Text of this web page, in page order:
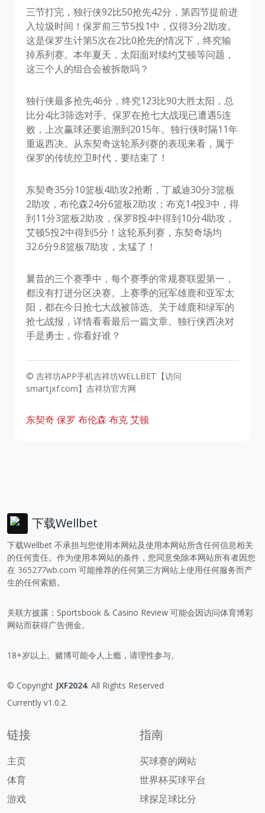
三节打完，独行侠92比50抢先42分，第四节提前进
入垃圾时间！保罗前三节5投1中，仅得3分2助攻。
这是保罗生计第5次在2比0抢先的情况下，终究输
掉系列赛。本年夏天，太阳面对续约艾顿等问题，
这三个人的组合会被拆散吗？
独行侠最多抢先46分，终究123比90大胜太阳，总
比分4比3筛选对手。保罗在抢七大战现已遭遇5连
败，上次赢球还要追溯到2015年。独行侠时隔11年
重返西决。从东契奇这轮系列赛的表现来看，属于
保罗的传统控卫时代，要结束了！
东契奇35分10篮板4助攻2抢断，丁威迪30分3篮板
2助攻，布伦森24分6篮板2助攻；布克14投3中，得
到11分3篮板2助攻，保罗8投4中得到10分4助攻，
艾顿5投2中得到5分！这轮系列赛，东契奇场均
32.6分9.8篮板7助攻，太猛了！
曩昔的三个赛季中，每个赛季的常规赛联盟第一，
都没有打进分区决赛。上赛季的冠军雄鹿和亚军太
阳，都在今日抢七大战被筛选。关于雄鹿和绿军的
抢七战报，详情看看最后一篇文章。独行侠西决对
手是勇士，你看好谁？
© 吉祥坊APP手机吉祥坊WELLBET【访问
smartjxf.com】吉祥坊官方网
东契奇保罗 布伦森 布克艾顿
下载Wellbet
下载Wellbet 不承担与您使用本网站及使用本网站所含任何信息相关
的任何责任。作为使用本网站的条件，您同意免除本网站所有者因您
在 365277wb.com 可能推荐的任何第三方网站上使用任何服务而产
生的任何索赔。
关联方披露：Sportsbook & Casino Review 可能会因访问体育博彩
网站而获得广告佣金。
18+岁以上。赌博可能令人上瘾，请理性参与。
© Copyright JXF2024. All Rights Reserved
Currently v1.0.2.
链接
主页
体育
游戏
指南
买球赛的网站
世界杯买球平台
球探足球比分